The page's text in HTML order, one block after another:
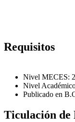
Requisitos
Nivel MECES: 2
Nivel
Publicado en
Ticulación de